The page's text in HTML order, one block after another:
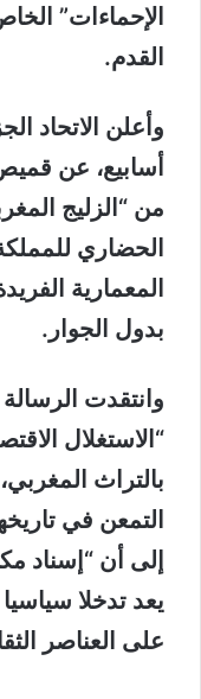
الإحماءات”
القدم.
وأعلن الاتحاد
أسابيع، عن
من “الزليج
الحضاري
المعمارية
بدول الجوار.
وانتقدت
“الاستغلال
بالتراث
التمعن في
إلى أن “إسناد
يعد تدخلا
على العناصر